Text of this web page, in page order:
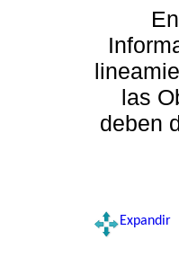
las
deben
Expandir